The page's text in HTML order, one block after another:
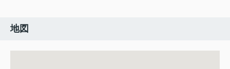
地図